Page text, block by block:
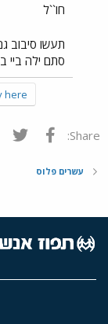
חו``ל
תעשו סיבוב
סתם ילה ביי
here.
Share: פייסבוק
עשרים פלוס